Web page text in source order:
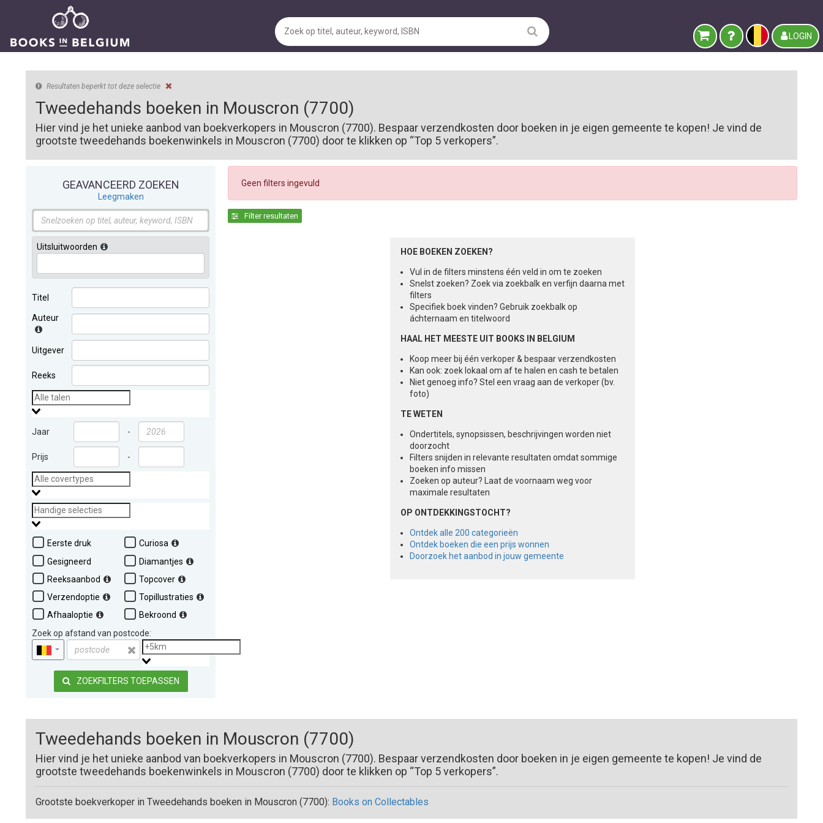
LOGIN
Resultaten beperkt tot deze selectie
Tweedehands boeken in Mouscron (7700)
Hier vind je het unieke aanbod van boekverkopers in Mouscron (7700). Bespaar verzendkosten door boeken in je eigen gemeente te kopen! Je vind de
grootste tweedehands boekenwinkels in Mouscron (7700) door te klikken op “Top 5 verkopers”.
GEAVANCEERD ZOEKEN
Leegmaken
Uitsluitwoorden
Titel
Auteur
Uitgever
Reeks
Jaar -
Prijs -
Eerste druk
Gesigneerd
Reeksaanbod
Verzendoptie
Afhaaloptie
Curiosa
Diamantjes
Topcover
Topillustraties
Bekroond
Zoek op afstand van postcode:
ZOEKFILTERS TOEPASSEN
Geen filters ingevuld
Filter resultaten
HOE BOEKEN ZOEKEN?
Vul in de filters minstens één veld in om te zoeken
Snelst zoeken? Zoek via zoekbalk en verfijn daarna met
filters
Specifiek boek vinden? Gebruik zoekbalk op
áchternaam en titelwoord
HAAL HET MEESTE UIT BOOKS IN BELGIUM
Koop meer bij één verkoper & bespaar verzendkosten
Kan ook: zoek lokaal om af te halen en cash te betalen
Niet genoeg info? Stel een vraag aan de verkoper (bv.
foto)
TE WETEN
Ondertitels, synopsissen, beschrijvingen worden niet
doorzocht
Filters snijden in relevante resultaten omdat sommige
boeken info missen
Zoeken op auteur? Laat de voornaam weg voor
maximale resultaten
OP ONTDEKKINGSTOCHT?
Ontdek alle 200 categorieën
Ontdek boeken die een prijs wonnen
Doorzoek het aanbod in jouw gemeente
Tweedehands boeken in Mouscron (7700)
Hier vind je het unieke aanbod van boekverkopers in Mouscron (7700). Bespaar verzendkosten door boeken in je eigen gemeente te kopen! Je vind de
grootste tweedehands boekenwinkels in Mouscron (7700) door te klikken op “Top 5 verkopers”.
Grootste boekverkoper in Tweedehands boeken in Mouscron (7700): Books on Collectables